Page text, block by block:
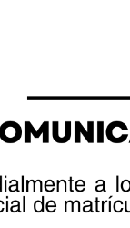
Armadas
a partir de las
oficiada por
niveles básica